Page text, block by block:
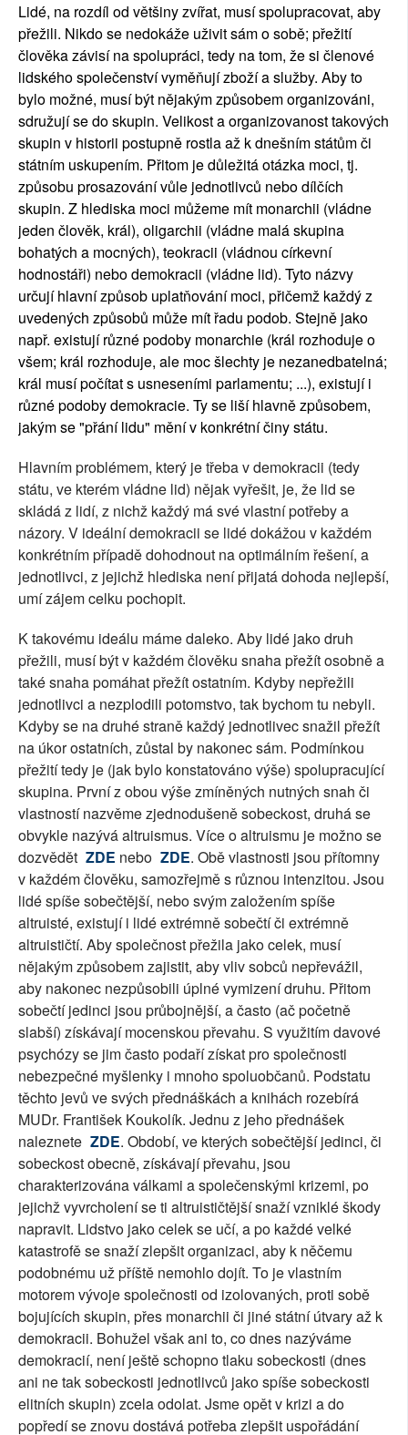
Lidé, na rozdíl od většiny zvířat, musí spolupracovat, aby
přežili. Nikdo se nedokáže uživit sám o sobě; přežití
člověka závisí na spolupráci, tedy na tom, že si členové
lidského společenství vyměňují zboží a služby. Aby to
bylo možné, musí být nějakým způsobem organizováni,
sdružují se do skupin. Velikost a organizovanost takových
skupin v historii postupně rostla až k dnešním státům či
státním uskupením. Přitom je důležitá otázka moci, tj.
způsobu prosazování vůle jednotlivců nebo dílčích
skupin. Z hlediska moci můžeme mít monarchii (vládne
jeden člověk, král), oligarchii (vládne malá skupina
bohatých a mocných), teokracii (vládnou církevní
hodnostáři) nebo demokracii (vládne lid). Tyto názvy
určují hlavní způsob uplatňování moci, přičemž každý z
uvedených způsobů může mít řadu podob. Stejně jako
např. existují různé podoby monarchie (král rozhoduje o
všem; král rozhoduje, ale moc šlechty je nezanedbatelná;
král musí počítat s usneseními parlamentu; ...), existují i
různé podoby demokracie. Ty se liší hlavně způsobem,
jakým se "přání lidu" mění v konkrétní činy státu.
Hlavním problémem, který je třeba v demokracii (tedy
státu, ve kterém vládne lid) nějak vyřešit, je, že lid se
skládá z lidí, z nichž každý má své vlastní potřeby a
názory. V ideální demokracii se lidé dokážou v každém
konkrétním případě dohodnout na optimálním řešení, a
jednotlivci, z jejichž hlediska není přijatá dohoda nejlepší,
umí zájem celku pochopit.
K takovému ideálu máme daleko. Aby lidé jako druh
přežili, musí být v každém člověku snaha přežít osobně a
také snaha pomáhat přežít ostatním. Kdyby nepřežili
jednotlivci a nezplodili potomstvo, tak bychom tu nebyli.
Kdyby se na druhé straně každý jednotlivec snažil přežít
na úkor ostatních, zůstal by nakonec sám. Podmínkou
přežití tedy je (jak bylo konstatováno výše) spolupracující
skupina. První z obou výše zmíněných nutných snah či
vlastností nazvěme zjednodušeně sobeckost, druhá se
obvykle nazývá altruismus. Více o altruismu je možno se
dozvědět ZDE nebo ZDE. Obě vlastnosti jsou přítomny
v každém člověku, samozřejmě s různou intenzitou. Jsou
lidé spíše sobečtější, nebo svým založením spíše
altruisté, existují i lidé extrémně sobečtí či extrémně
altruističtí. Aby společnost přežila jako celek, musí
nějakým způsobem zajistit, aby vliv sobců nepřevážil,
aby nakonec nezpůsobili úplné vymizení druhu. Přitom
sobečtí jedinci jsou průbojnější, a často (ač početně
slabší) získávají mocenskou převahu. S využitím davové
psychózy se jim často podaří získat pro společnosti
nebezpečné myšlenky i mnoho spoluobčanů. Podstatu
těchto jevů ve svých přednáškách a knihách rozebírá
MUDr. František Koukolík. Jednu z jeho přednášek
naleznete ZDE. Období, ve kterých sobečtější jedinci, či
sobeckost obecně, získávají převahu, jsou
charakterizována válkami a společenskými krizemi, po
jejichž vyvrcholení se ti altruističtější snaží vzniklé škody
napravit. Lidstvo jako celek se učí, a po každé velké
katastrofě se snaží zlepšit organizaci, aby k něčemu
podobnému už příště nemohlo dojít. To je vlastním
motorem vývoje společnosti od izolovaných, proti sobě
bojujících skupin, přes monarchii či jiné státní útvary až k
demokracii. Bohužel však ani to, co dnes nazýváme
demokracií, není ještě schopno tlaku sobeckosti (dnes
ani ne tak sobeckosti jednotlivců jako spíše sobeckosti
elitních skupin) zcela odolat. Jsme opět v krizi a do
popředí se znovu dostává potřeba zlepšit uspořádání